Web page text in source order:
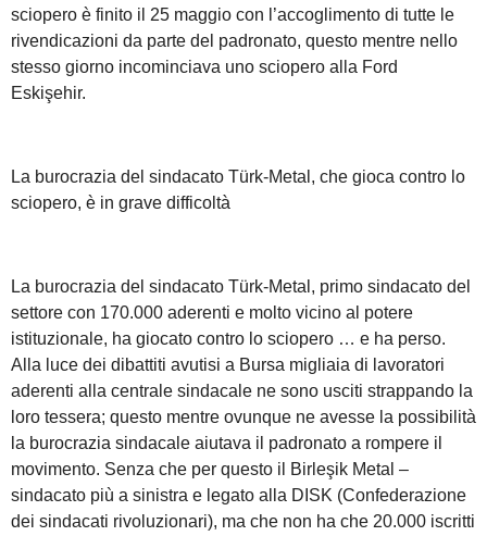
sciopero è finito il 25 maggio con l’accoglimento di tutte le
rivendicazioni da parte del padronato, questo mentre nello
stesso giorno incominciava uno sciopero alla Ford
Eskişehir.
La burocrazia del sindacato Türk-Metal, che gioca contro lo
sciopero, è in grave difficoltà
La burocrazia del sindacato Türk-Metal, primo sindacato del
settore con 170.000 aderenti e molto vicino al potere
istituzionale, ha giocato contro lo sciopero … e ha perso.
Alla luce dei dibattiti avutisi a Bursa migliaia di lavoratori
aderenti alla centrale sindacale ne sono usciti strappando la
loro tessera; questo mentre ovunque ne avesse la possibilità
la burocrazia sindacale aiutava il padronato a rompere il
movimento. Senza che per questo il Birleşik Metal –
sindacato più a sinistra e legato alla DISK (Confederazione
dei sindacati rivoluzionari), ma che non ha che 20.000 iscritti